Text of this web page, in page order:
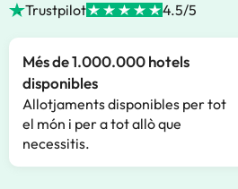
Trustpilot 4.5/5
Més de 1.000.000 hotels
disponibles
Allotjaments disponibles per tot
el món i per a tot allò que
necessitis.